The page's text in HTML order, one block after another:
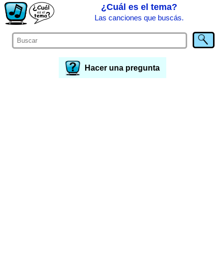
¿Cuál es el tema?
Las canciones que buscás.
Hacer una pregunta